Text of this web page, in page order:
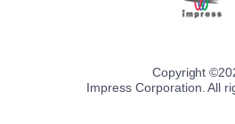
Copyright ©
Impress Corporation. All